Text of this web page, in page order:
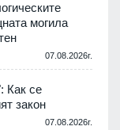
могила
07.08.2026г.
Как се
закон
07.08.2026г.